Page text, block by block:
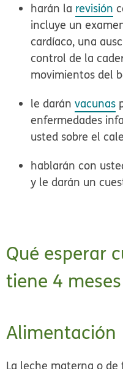
harán la revisión
incluye un
cardíaco, una
control de la
movimientos del
le daránvacunas
enfermedades
usted sobre el
hablarán con
y le darán un
Qué esperar
tiene 4
Alimentación
La leche materna o